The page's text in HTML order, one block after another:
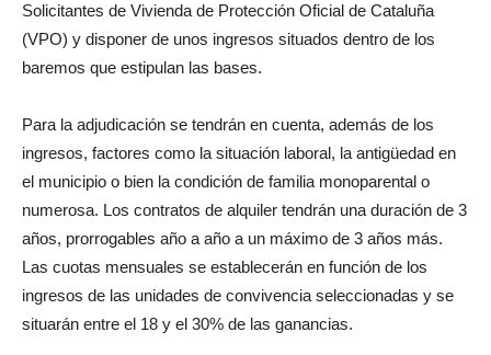
Solicitantes de Vivienda de Protección Oficial de Cataluña
(VPO) y disponer de unos ingresos situados dentro de los
baremos que estipulan las bases.
Para la adjudicación se tendrán en cuenta, además de los
ingresos, factores como la situación laboral, la antigüedad en
el municipio o bien la condición de familia monoparental o
numerosa. Los contratos de alquiler tendrán una duración de 3
años, prorrogables año a año a un máximo de 3 años más.
Las cuotas mensuales se establecerán en función de los
ingresos de las unidades de convivencia seleccionadas y se
situarán entre el 18 y el 30% de las ganancias.